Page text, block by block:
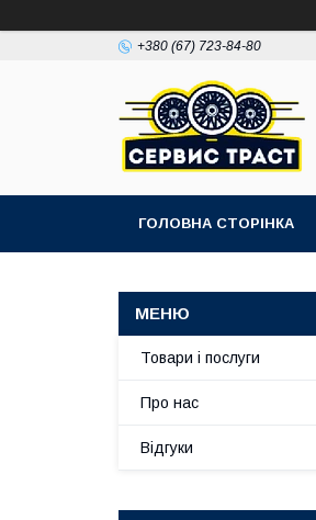
+380 (67) 723-84-80
ГОЛОВНА СТОРІНКА
Товари і послуги
Про нас
Відгуки